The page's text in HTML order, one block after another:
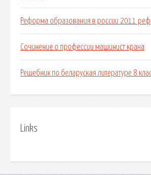
Реформа образования в россии 2011
Сочинение о профессии машинист крана
Решебник по беларуская литературе 8
Links